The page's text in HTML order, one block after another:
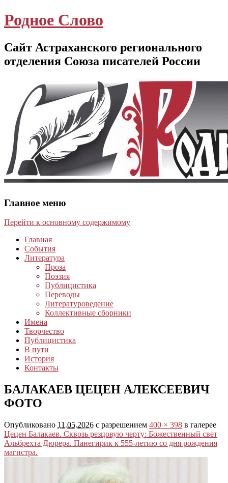
Родное Слово
Сайт Астраханского регионального
отделения Союза писателей России
Главное меню
Перейти к основному содержимому
Главная
События
Литература
Проза
Поэзия
Публицистика
Переводы
Литературоведение
Коллективные сборники
Имена
Творчество
Публицистика
В пути
История
Контакты
БАЛАКАЕВ ЦЕЦЕН АЛЕКСЕЕВИЧ
ФОТО
Опубликовано 11.05.2026 с разрешением 400 × 398 в галерее
Цецен Балакаев. Сквозь резцовую черту: Божественный свет
Альбрехта Дюрера. Панегирик к 555-летию со дня рождения
магистра.